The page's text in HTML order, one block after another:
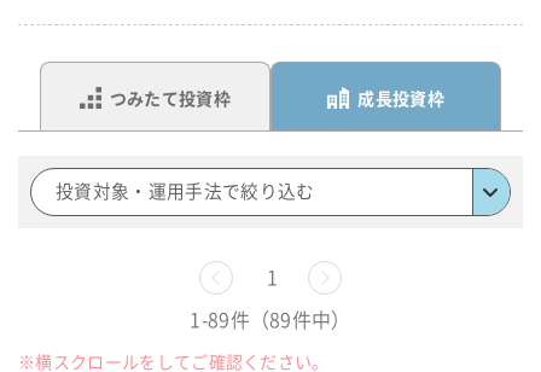
つみたて投資枠 成長投資枠
投資対象・運用手法で絞り込む
前へ1次へ
1-89件（89件中）
※横スクロールをしてご確認ください。